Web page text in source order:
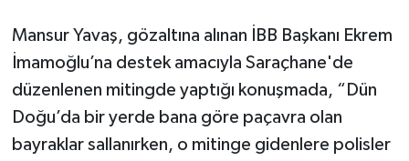
Mansur Yavaş, gözaltına alınan İBB Başkanı Ekrem
İmamoğlu’na destek amacıyla Saraçhane'de
düzenlenen mitingde yaptığı konuşmada, “Dün
Doğu’da bir yerde bana göre paçavra olan
bayraklar sallanırken, o mitinge gidenlere polisler